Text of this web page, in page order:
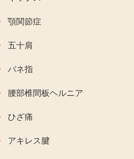
顎関節症
五十肩
バネ指
腰部椎間板ヘルニア
ひざ痛
アキレス腱